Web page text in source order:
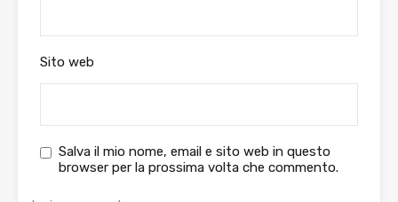
Sito web
Salva il mio nome, email e sito web in questo
browser per la prossima volta che commento.